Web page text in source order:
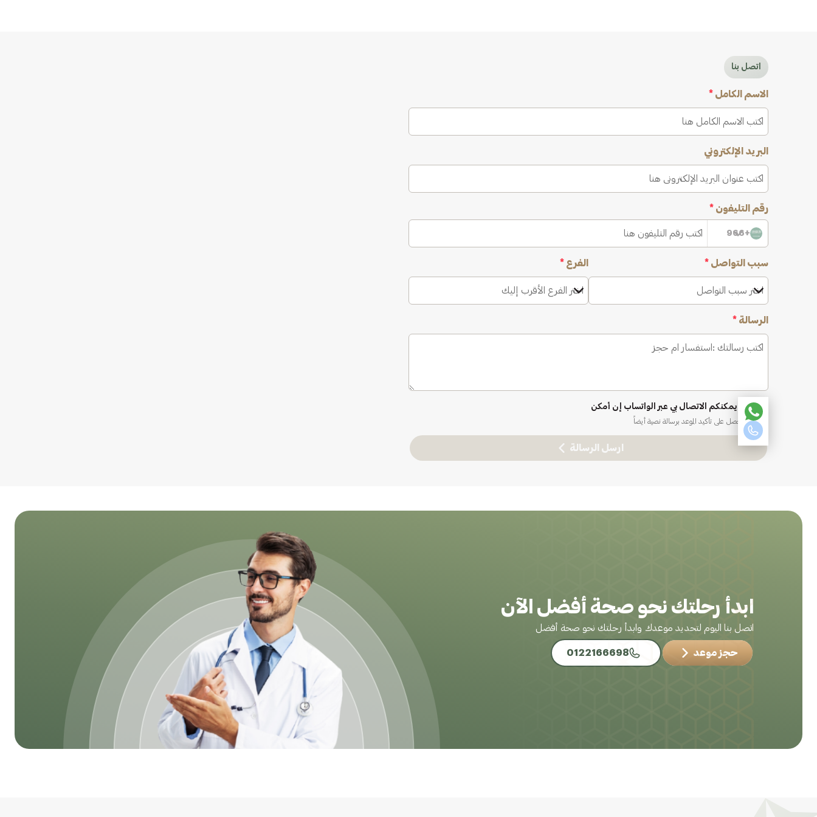
اتصل بنا
الاسم الكامل *
البريد الإلكتروني
رقم التليفون *
+966
سبب التواصل *
اختر سبب التواصل
الفرع *
اختر الفرع الأقرب إليك
الرسالة *
نعم، يمكنكم الاتصال بي عبر الواتساب إن أمكن
ستحصل على تأكيد الموعد برسالة نصية أيضاً
ارسل الرسالة
ابدأ رحلتك نحو صحة أفضل الآن
اتصل بنا اليوم لتحديد موعدك وابدأ رحلتك نحو صحة أفضل
حجز موعد 0122166698